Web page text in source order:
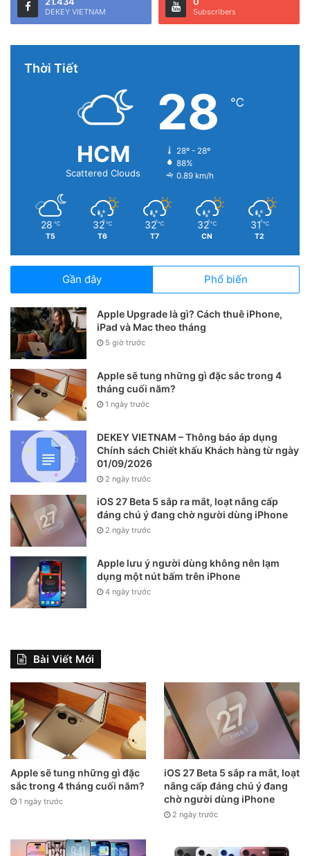
DEKEY VIETNAM Subscribers
Thời Tiết
HCM
Scattered Clouds
28 ℃
28º - 28º
88%
0.89 km/h
28 ℃
T5
32 ℃
T6
32 ℃
T7
32 ℃
CN
31 ℃
T2
Gần đây Phổ biến
Apple Upgrade là gì? Cách thuê iPhone,
iPad và Mac theo tháng
5 giờ trước
Apple sẽ tung những gì đặc sắc trong 4
tháng cuối năm?
1 ngày trước
DEKEY VIETNAM – Thông báo áp dụng
Chính sách Chiết khấu Khách hàng từ ngày
01/09/2026
2 ngày trước
iOS 27 Beta 5 sắp ra mắt, loạt nâng cấp
đáng chú ý đang chờ người dùng iPhone
2 ngày trước
Apple lưu ý người dùng không nên lạm
dụng một nút bấm trên iPhone
4 ngày trước
Bài Viết Mới
Apple sẽ tung những gì đặc
sắc trong 4 tháng cuối năm?
1 ngày trước
iOS 27 Beta 5 sắp ra mắt, loạt
nâng cấp đáng chú ý đang
chờ người dùng iPhone
2 ngày trước